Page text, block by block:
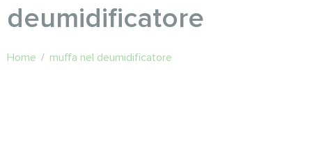
deumidificatore
Home / muffa nel deumidificatore